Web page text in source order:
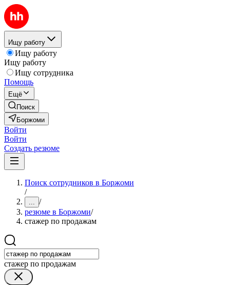
Ищу работу
Ищу работу
Ищу работу
Ищу сотрудника
Помощь
Ещё
Поиск
Боржоми
Войти
Войти
Создать резюме
Поиск сотрудников в Боржоми
/
... /
резюме в Боржоми/
стажер по продажам
стажер по продажам